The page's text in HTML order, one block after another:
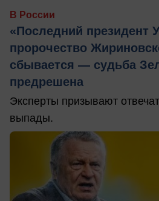
В России
«Последний президент
пророчество
сбывается — судьба
предрешена
Эксперты призывают
выпады.